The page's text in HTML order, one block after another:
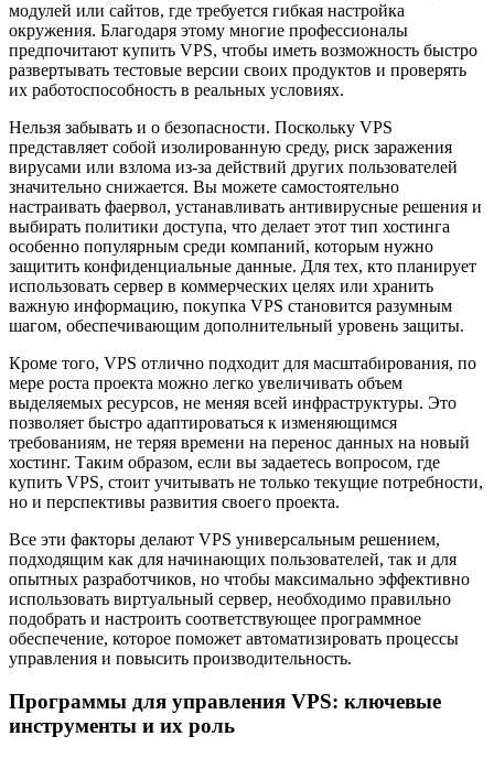
модулей или сайтов, где требуется гибкая настройка
окружения. Благодаря этому многие профессионалы
предпочитают купить VPS, чтобы иметь возможность быстро
развертывать тестовые версии своих продуктов и проверять
их работоспособность в реальных условиях.
Нельзя забывать и о безопасности. Поскольку VPS
представляет собой изолированную среду, риск заражения
вирусами или взлома из-за действий других пользователей
значительно снижается. Вы можете самостоятельно
настраивать фаервол, устанавливать антивирусные решения и
выбирать политики доступа, что делает этот тип хостинга
особенно популярным среди компаний, которым нужно
защитить конфиденциальные данные. Для тех, кто планирует
использовать сервер в коммерческих целях или хранить
важную информацию, покупка VPS становится разумным
шагом, обеспечивающим дополнительный уровень защиты.
Кроме того, VPS отлично подходит для масштабирования, по
мере роста проекта можно легко увеличивать объем
выделяемых ресурсов, не меняя всей инфраструктуры. Это
позволяет быстро адаптироваться к изменяющимся
требованиям, не теряя времени на перенос данных на новый
хостинг. Таким образом, если вы задаетесь вопросом, где
купить VPS, стоит учитывать не только текущие потребности,
но и перспективы развития своего проекта.
Все эти факторы делают VPS универсальным решением,
подходящим как для начинающих пользователей, так и для
опытных разработчиков, но чтобы максимально эффективно
использовать виртуальный сервер, необходимо правильно
подобрать и настроить соответствующее программное
обеспечение, которое поможет автоматизировать процессы
управления и повысить производительность.
Программы для управления VPS: ключевые
инструменты и их роль